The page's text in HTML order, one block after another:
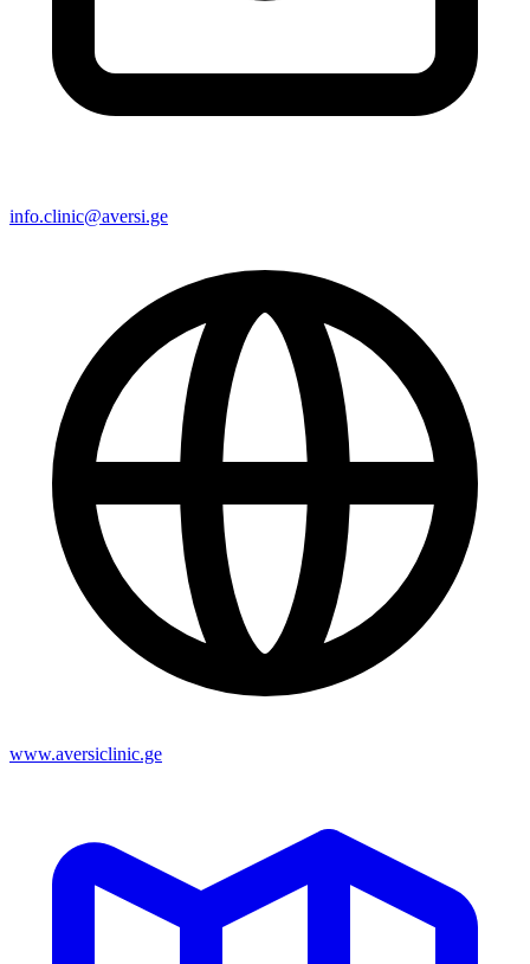
info.clinic@aversi.ge
www.aversiclinic.ge